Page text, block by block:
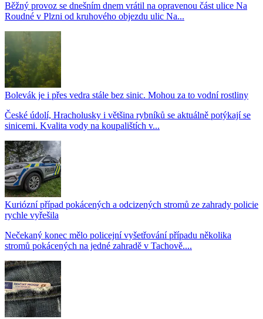
Běžný provoz se dnešním dnem vrátil na opravenou část ulice Na
Roudné v Plzni od kruhového objezdu ulic Na...
Bolevák je i přes vedra stále bez sinic. Mohou za to vodní rostliny
České údolí, Hracholusky i většina rybníků se aktuálně potýkají se
sinicemi. Kvalita vody na koupalištích v...
Kuriózní případ pokácených a odcizených stromů ze zahrady policie
rychle vyřešila
Nečekaný konec mělo policejní vyšetřování případu několika
stromů pokácených na jedné zahradě v Tachově....